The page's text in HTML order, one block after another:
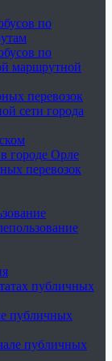
по
по
маршрутной
перевозок
сети города
городе Орле
перевозок
публичных
публичных
публичных